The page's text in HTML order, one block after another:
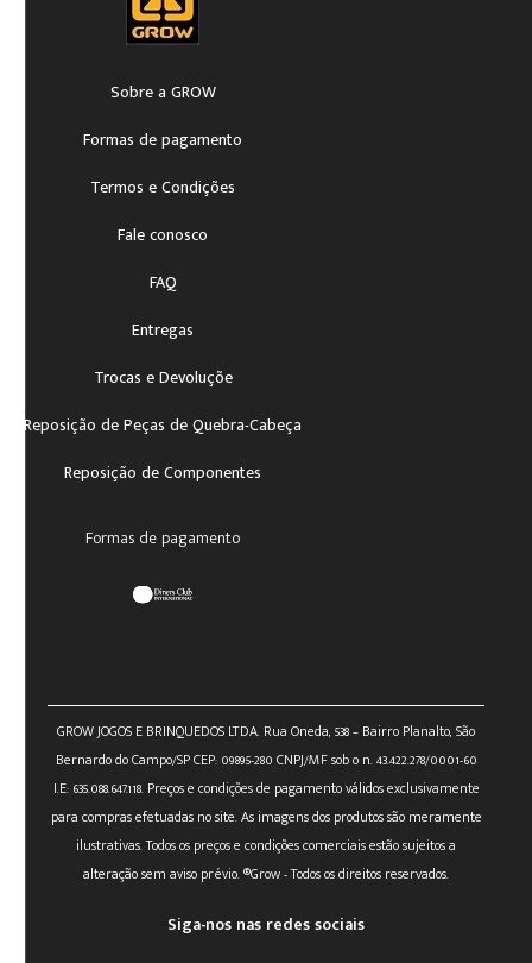
Sobre a GROW
Formas de pagamento
Termos e Condições
Fale conosco
FAQ
Entregas
Trocas e Devoluçõe
Reposição de Peças de Quebra-Cabeça
Reposição de Componentes
Formas de pagamento
GROW JOGOS E BRINQUEDOS LTDA. Rua Oneda, 538 – Bairro Planalto, São
Bernardo do Campo/SP CEP: 09895-280 CNPJ/MF sob o n. 43.422.278/0001-60
I.E: 635.088.647.118. Preços e condições de pagamento válidos exclusivamente
para compras efetuadas no site. As imagens dos produtos são meramente
ilustrativas. Todos os preços e condições comerciais estão sujeitos a
alteração sem aviso prévio. ®Grow - Todos os direitos reservados.
Siga-nos nas redes sociais